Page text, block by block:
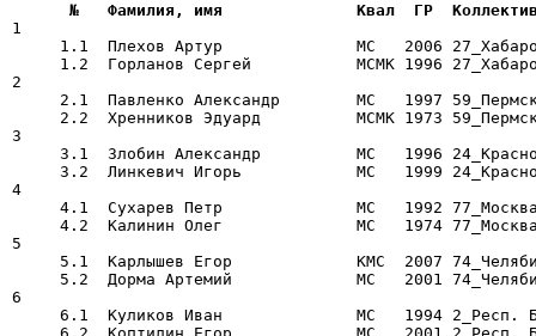
№   Фамилия, имя              Квал  ГР
1
1.1  Плехов Артур              МС   2006
1.2  Горланов Сергей           МСМК 1996
2
2.1  Павленко Александр        МС   1997
2.2  Хренников Эдуард          МСМК 1973
3
3.1  Злобин Александр          МС   1996
3.2  Линкевич Игорь            МС   1999
4
4.1  Сухарев Петр              МС   1992
4.2  Калинин Олег              МС   1974
5
5.1  Карлышев Егор             КМС  2007
5.2  Дорма Артемий             МС   2001
6
6.1  Куликов Иван              МС   1994 2_Респ.